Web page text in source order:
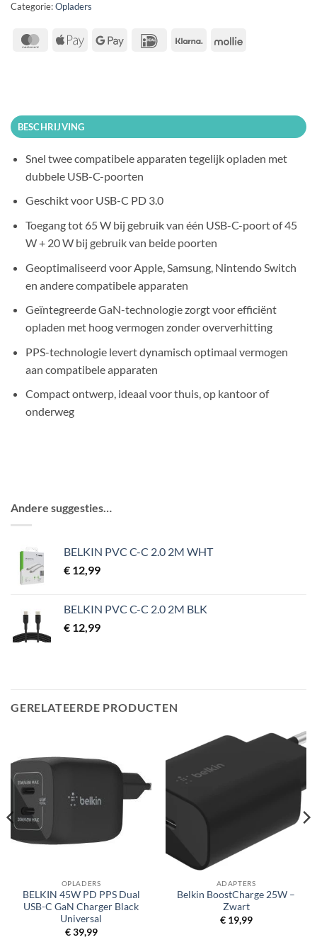
Categorie:Opladers
MasterCard
Apple
Google
IDeal Klarna Mollie
BESCHRIJVING
Snel twee compatibele apparaten tegelijk opladen met
dubbele USB-C-poorten
Geschikt voor USB-C PD 3.0
Toegang tot 65 W bij gebruik van één USB-C-poort of 45
W + 20 W bij gebruik van beide poorten
Geoptimaliseerd voor Apple, Samsung, Nintendo Switch
en andere compatibele apparaten
Geïntegreerde GaN-technologie zorgt voor efficiënt
opladen met hoog vermogen zonder oververhitting
PPS-technologie levert dynamisch optimaal vermogen
aan compatibele apparaten
Compact ontwerp, ideaal voor thuis, op kantoor of
onderweg
Andere suggesties…
BELKIN PVC C-C 2.0 2M WHT
€ 12,99
BELKIN PVC C-C 2.0 2M BLK
€ 12,99
GERELATEERDE PRODUCTEN
OPLADERS
BELKIN 45W PD PPS Dual
USB-C GaN Charger Black
Universal
€39,99
ADAPTERS
Belkin BoostCharge 25W –
Zwart
€19,99